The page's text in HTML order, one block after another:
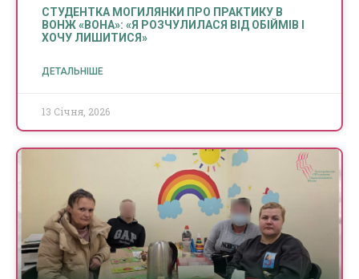
СТУДЕНТКА МОГИЛЯНКИ ПРО ПРАКТИКУ В
ВОНЖ «ВОНА»: «Я РОЗЧУЛИЛАСЯ ВІД ОБІЙМІВ І
ХОЧУ ЛИШИТИСЯ»
ДЕТАЛЬНІШЕ
13 Січня, 2026